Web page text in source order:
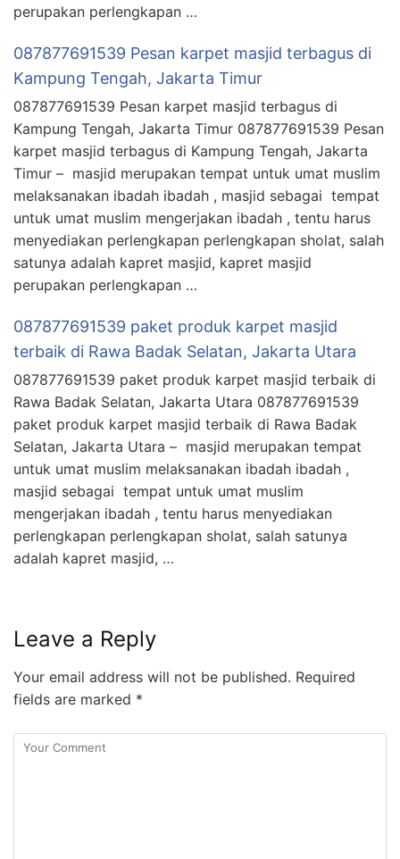
perupakan perlengkapan …
087877691539 Pesan karpet masjid terbagus di
Kampung Tengah, Jakarta Timur
087877691539 Pesan karpet masjid terbagus di
Kampung Tengah, Jakarta Timur 087877691539 Pesan
karpet masjid terbagus di Kampung Tengah, Jakarta
Timur – masjid merupakan tempat untuk umat muslim
melaksanakan ibadah ibadah , masjid sebagai tempat
untuk umat muslim mengerjakan ibadah , tentu harus
menyediakan perlengkapan perlengkapan sholat, salah
satunya adalah kapret masjid, kapret masjid
perupakan perlengkapan …
087877691539 paket produk karpet masjid
terbaik di Rawa Badak Selatan, Jakarta Utara
087877691539 paket produk karpet masjid terbaik di
Rawa Badak Selatan, Jakarta Utara 087877691539
paket produk karpet masjid terbaik di Rawa Badak
Selatan, Jakarta Utara – masjid merupakan tempat
untuk umat muslim melaksanakan ibadah ibadah ,
masjid sebagai tempat untuk umat muslim
mengerjakan ibadah , tentu harus menyediakan
perlengkapan perlengkapan sholat, salah satunya
adalah kapret masjid, …
Leave a Reply
Your email address will not be published. Required
fields are marked *